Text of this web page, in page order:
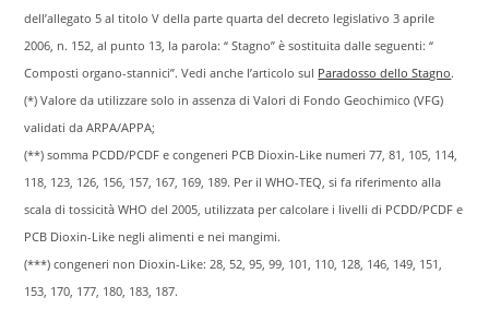
dell’allegato 5 al titolo V della parte quarta del decreto legislativo 3 aprile
2006, n. 152, al punto 13, la parola: “ Stagno” è sostituita dalle seguenti: “
Composti organo-stannici”. Vedi anche l’articolo sul Paradosso dello Stagno.
(*) Valore da utilizzare solo in assenza di Valori di Fondo Geochimico (VFG)
validati da ARPA/APPA;
(**) somma PCDD/PCDF e congeneri PCB Dioxin-Like numeri 77, 81, 105, 114,
118, 123, 126, 156, 157, 167, 169, 189. Per il WHO-TEQ, si fa riferimento alla
scala di tossicità WHO del 2005, utilizzata per calcolare i livelli di PCDD/PCDF e
PCB Dioxin-Like negli alimenti e nei mangimi.
(***) congeneri non Dioxin-Like: 28, 52, 95, 99, 101, 110, 128, 146, 149, 151,
153, 170, 177, 180, 183, 187.